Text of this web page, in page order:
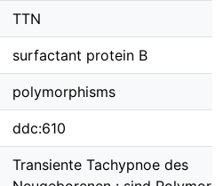
TTN
surfactant protein B
polymorphisms
ddc:610
Transiente Tachypnoe des